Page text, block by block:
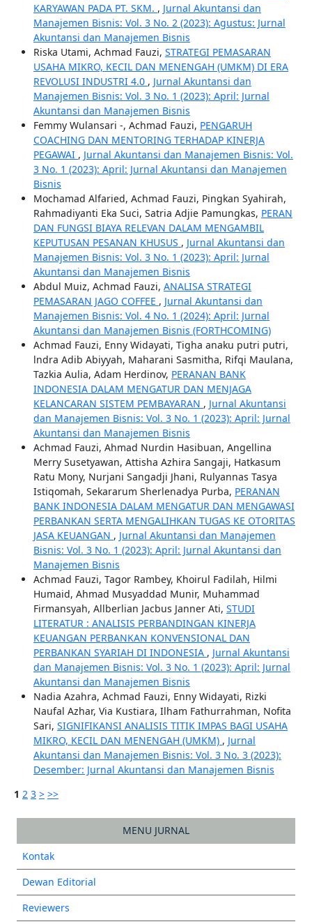
KARYAWAN PADA PT. SKM. , Jurnal Akuntansi dan
Manajemen Bisnis: Vol. 3 No. 2 (2023): Agustus: Jurnal
Akuntansi dan Manajemen Bisnis
Riska Utami, Achmad Fauzi, STRATEGI PEMASARAN
USAHA MIKRO, KECIL DAN MENENGAH (UMKM) DI ERA
REVOLUSI INDUSTRI 4.0 , Jurnal Akuntansi dan
Manajemen Bisnis: Vol. 3 No. 1 (2023): April: Jurnal
Akuntansi dan Manajemen Bisnis
Femmy Wulansari -, Achmad Fauzi, PENGARUH
COACHING DAN MENTORING TERHADAP KINERJA
PEGAWAI , Jurnal Akuntansi dan Manajemen Bisnis: Vol.
3 No. 1 (2023): April: Jurnal Akuntansi dan Manajemen
Bisnis
Mochamad Alfaried, Achmad Fauzi, Pingkan Syahirah,
Rahmadiyanti Eka Suci, Satria Adjie Pamungkas, PERAN
DAN FUNGSI BIAYA RELEVAN DALAM MENGAMBIL
KEPUTUSAN PESANAN KHUSUS , Jurnal Akuntansi dan
Manajemen Bisnis: Vol. 3 No. 1 (2023): April: Jurnal
Akuntansi dan Manajemen Bisnis
Abdul Muiz, Achmad Fauzi, ANALISA STRATEGI
PEMASARAN JAGO COFFEE , Jurnal Akuntansi dan
Manajemen Bisnis: Vol. 4 No. 1 (2024): April: Jurnal
Akuntansi dan Manajemen Bisnis (FORTHCOMING)
Achmad Fauzi, Enny Widayati, Tigha anaku putri putri,
lndra Adib Abiyyah, Maharani Sasmitha, Rifqi Maulana,
Tazkia Aulia, Adam Herdinov, PERANAN BANK
INDONESIA DALAM MENGATUR DAN MENJAGA
KELANCARAN SISTEM PEMBAYARAN , Jurnal Akuntansi
dan Manajemen Bisnis: Vol. 3 No. 1 (2023): April: Jurnal
Akuntansi dan Manajemen Bisnis
Achmad Fauzi, Ahmad Nurdin Hasibuan, Angellina
Merry Susetyawan, Attisha Azhira Sangaji, Hatkasum
Ratu Mony, Nurjani Sangadji Jhani, Rulyannas Tasya
Istiqomah, Sekararum Sherlenadya Purba, PERANAN
BANK INDONESIA DALAM MENGATUR DAN MENGAWASI
PERBANKAN SERTA MENGALIHKAN TUGAS KE OTORITAS
JASA KEUANGAN , Jurnal Akuntansi dan Manajemen
Bisnis: Vol. 3 No. 1 (2023): April: Jurnal Akuntansi dan
Manajemen Bisnis
Achmad Fauzi, Tagor Rambey, Khoirul Fadilah, Hilmi
Humaid, Ahmad Musyaddad Munir, Muhammad
Firmansyah, Allberlian Jacbus Janner Ati, STUDI
LITERATUR : ANALISIS PERBANDINGAN KINERJA
KEUANGAN PERBANKAN KONVENSIONAL DAN
PERBANKAN SYARIAH DI INDONESIA , Jurnal Akuntansi
dan Manajemen Bisnis: Vol. 3 No. 1 (2023): April: Jurnal
Akuntansi dan Manajemen Bisnis
Nadia Azahra, Achmad Fauzi, Enny Widayati, Rizki
Naufal Azhar, Via Kustiara, Ilham Fathurrahman, Nofita
Sari, SIGNIFIKANSI ANALISIS TITIK IMPAS BAGI USAHA
MIKRO, KECIL DAN MENENGAH (UMKM) , Jurnal
Akuntansi dan Manajemen Bisnis: Vol. 3 No. 3 (2023):
Desember: Jurnal Akuntansi dan Manajemen Bisnis
1 2 3 > >>
MENU JURNAL
Kontak
Dewan Editorial
Reviewers